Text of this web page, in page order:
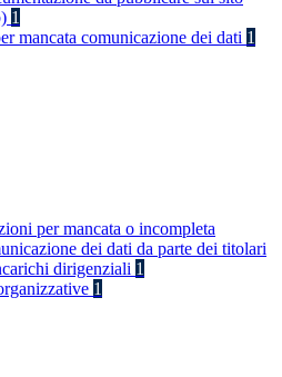
1
mancata comunicazione dei dati 1
per mancata o incompleta
dei dati da parte dei titolari
dirigenziali 1
1